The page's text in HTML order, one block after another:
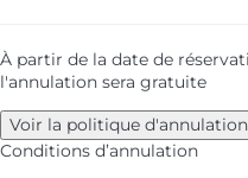
À partir de la date de
l'annulation sera gratuite
Voir la politique d'annulation
Conditions d’annulation